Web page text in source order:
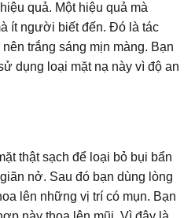
quả. Một hiệu quả mà
ít người biết đến. Đó là tác
trắng sáng mịn màng. Bạn
dụng loại mặt nạ này vì độ an
thật sạch để loại bỏ bụi bẩn
nở. Sau đó bạn dùng lòng
lên những vị trí có mụn. Bạn